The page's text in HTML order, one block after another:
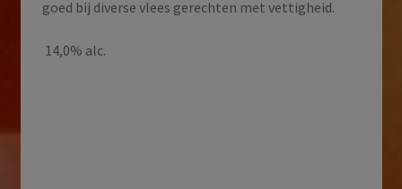
goed bij diverse vlees gerechten met vettigheid.
14,0% alc.